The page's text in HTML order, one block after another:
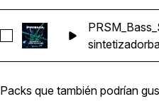
Seleccionar
sintetizador
Packs que también podrían